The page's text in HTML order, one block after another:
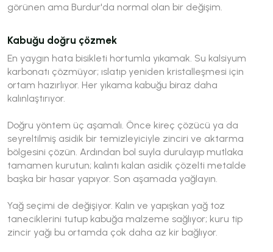
görünen ama Burdur'da normal olan bir değişim.
Kabuğu doğru çözmek
En yaygın hata bisikleti hortumla yıkamak. Su kalsiyum
karbonatı çözmüyor; ıslatıp yeniden kristalleşmesi için
ortam hazırlıyor. Her yıkama kabuğu biraz daha
kalınlaştırıyor.
Doğru yöntem üç aşamalı. Önce kireç çözücü ya da
seyreltilmiş asidik bir temizleyiciyle zinciri ve aktarma
bölgesini çözün. Ardından bol suyla durulayıp mutlaka
tamamen kurutun; kalıntı kalan asidik çözelti metalde
başka bir hasar yapıyor. Son aşamada yağlayın.
Yağ seçimi de değişiyor. Kalın ve yapışkan yağ toz
taneciklerini tutup kabuğa malzeme sağlıyor; kuru tip
zincir yağı bu ortamda çok daha az kir bağlıyor.